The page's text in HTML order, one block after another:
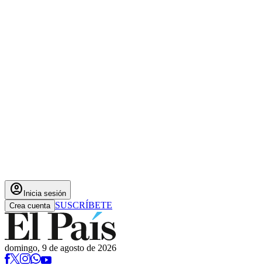
account_circle Inicia sesión
Crea cuenta SUSCRÍBETE
domingo, 9 de agosto de 2026